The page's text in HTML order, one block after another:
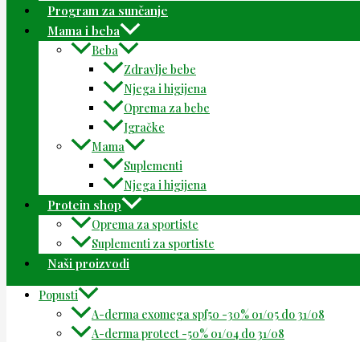
Program za sunčanje
Mama i beba
Beba
Zdravlje bebe
Njega i higijena
Oprema za bebe
Igračke
Mama
Suplementi
Njega i higijena
Protein shop
Oprema za sportiste
Suplementi za sportiste
Naši proizvodi
Popusti
A-derma exomega spf50 -30% 01/05 do 31/08
A-derma protect -50% 01/04 do 31/08